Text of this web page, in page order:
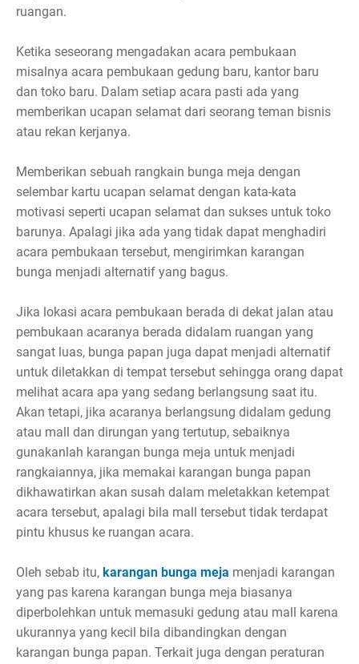
ruangan.
Ketika seseorang mengadakan acara pembukaan
misalnya acara pembukaan gedung baru, kantor baru
dan toko baru. Dalam setiap acara pasti ada yang
memberikan ucapan selamat dari seorang teman bisnis
atau rekan kerjanya.
Memberikan sebuah rangkain bunga meja dengan
selembar kartu ucapan selamat dengan kata-kata
motivasi seperti ucapan selamat dan sukses untuk toko
barunya. Apalagi jika ada yang tidak dapat menghadiri
acara pembukaan tersebut, mengirimkan karangan
bunga menjadi alternatif yang bagus.
Jika lokasi acara pembukaan berada di dekat jalan atau
pembukaan acaranya berada didalam ruangan yang
sangat luas, bunga papan juga dapat menjadi alternatif
untuk diletakkan di tempat tersebut sehingga orang dapat
melihat acara apa yang sedang berlangsung saat itu.
Akan tetapi, jika acaranya berlangsung didalam gedung
atau mall dan dirungan yang tertutup, sebaiknya
gunakanlah karangan bunga meja untuk menjadi
rangkaiannya, jika memakai karangan bunga papan
dikhawatirkan akan susah dalam meletakkan ketempat
acara tersebut, apalagi bila mall tersebut tidak terdapat
pintu khusus ke ruangan acara.
Oleh sebab itu, karangan bunga meja menjadi karangan
yang pas karena karangan bunga meja biasanya
diperbolehkan untuk memasuki gedung atau mall karena
ukurannya yang kecil bila dibandingkan dengan
karangan bunga papan. Terkait juga dengan peraturan